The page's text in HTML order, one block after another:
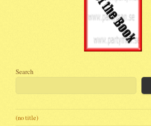
Search
(no title)